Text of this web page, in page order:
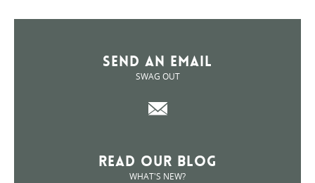
Send an Email
SWAG OUT
Read Our Blog
WHAT'S NEW?